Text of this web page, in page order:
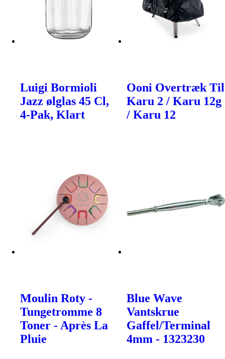
Luigi Bormioli
Jazz ølglas 45 Cl,
4-Pak, Klart
Ooni Overtræk Til
Karu 2 / Karu 12g
/ Karu 12
Moulin Roty -
Tungetromme 8
Toner - Après La
Pluie
Blue Wave
Vantskrue
Gaffel/Terminal
4mm - 1323230